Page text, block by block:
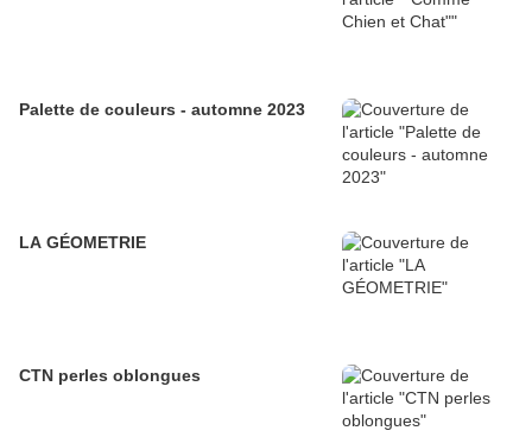
Palette de couleurs - automne 2023
LA GÉOMETRIE
CTN perles oblongues